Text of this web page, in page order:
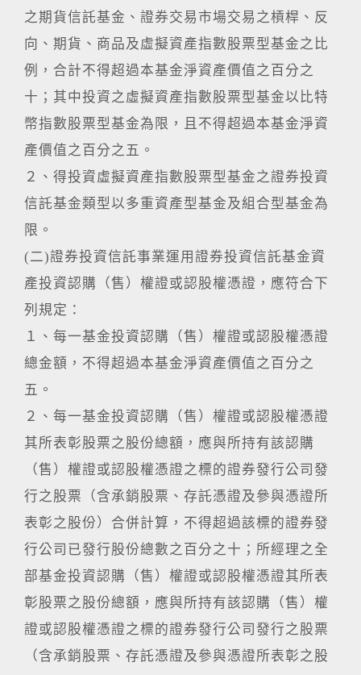
之期貨信託基金、證券交易市場交易之槓桿、反
向、期貨、商品及虛擬資產指數股票型基金之比
例，合計不得超過本基金淨資產價值之百分之
十；其中投資之虛擬資產指數股票型基金以比特
幣指數股票型基金為限，且不得超過本基金淨資
產價值之百分之五。
２、得投資虛擬資產指數股票型基金之證券投資
信託基金類型以多重資產型基金及組合型基金為
限。
(二)證券投資信託事業運用證券投資信託基金資
產投資認購（售）權證或認股權憑證，應符合下
列規定：
１、每一基金投資認購（售）權證或認股權憑證
總金額，不得超過本基金淨資產價值之百分之
五。
２、每一基金投資認購（售）權證或認股權憑證
其所表彰股票之股份總額，應與所持有該認購
（售）權證或認股權憑證之標的證券發行公司發
行之股票（含承銷股票、存託憑證及參與憑證所
表彰之股份）合併計算，不得超過該標的證券發
行公司已發行股份總數之百分之十；所經理之全
部基金投資認購（售）權證或認股權憑證其所表
彰股票之股份總額，應與所持有該認購（售）權
證或認股權憑證之標的證券發行公司發行之股票
（含承銷股票、存託憑證及參與憑證所表彰之股